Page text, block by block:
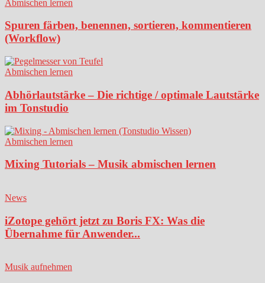
Abmischen lernen
Spuren färben, benennen, sortieren, kommentieren
(Workflow)
Abmischen lernen
Abhörlautstärke – Die richtige / optimale Lautstärke
im Tonstudio
Abmischen lernen
Mixing Tutorials – Musik abmischen lernen
News
iZotope gehört jetzt zu Boris FX: Was die
Übernahme für Anwender...
Musik aufnehmen